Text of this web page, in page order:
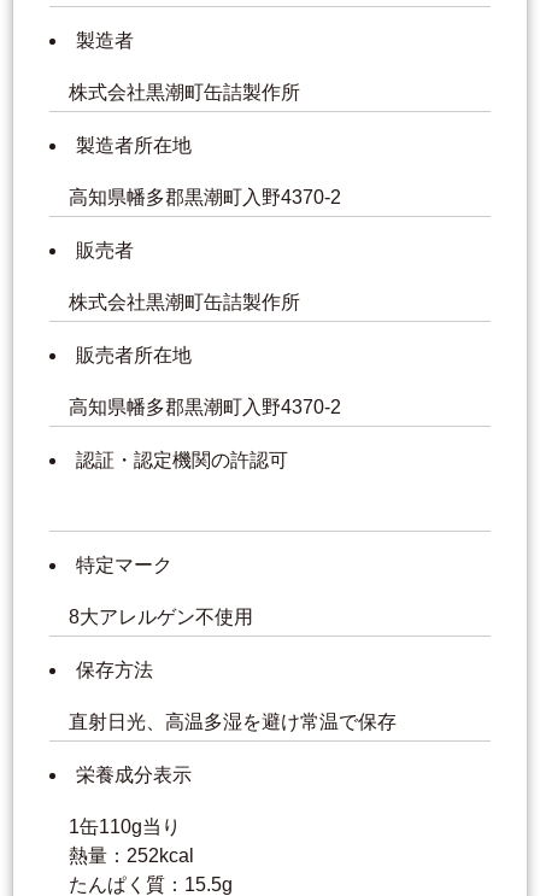
製造者
株式会社黒潮町缶詰製作所
製造者所在地
高知県幡多郡黒潮町入野4370-2
販売者
株式会社黒潮町缶詰製作所
販売者所在地
高知県幡多郡黒潮町入野4370-2
認証・認定機関の許認可
特定マーク
8大アレルゲン不使用
保存方法
直射日光、高温多湿を避け常温で保存
栄養成分表示
1缶110g当り
熱量：252kcal
たんぱく質：15.5g